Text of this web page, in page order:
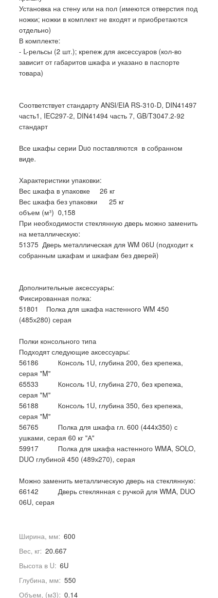
Установка на стену или на пол (имеются отверстия под
ножки; ножки в комплект не входят и приобретаются
отдельно)
В комплекте:
- L-рельсы (2 шт.); крепеж для аксессуаров (кол-во
зависит от габаритов шкафа и указано в паспорте
товара)
Соответствует стандарту ANSI/EIA RS-310-D, DIN41497
часть1, IEC297-2, DIN41494 часть 7, GB/T3047.2-92
стандарт
Все шкафы серии Duo поставляются в собранном
виде.
Характеристики упаковки:
Вес шкафа в упаковке 26 кг
Вес шкафа без упаковки 25 кг
объем (м³) 0,158
При необходимости стеклянную дверь можно заменить
на металлическую:
51375 Дверь металлическая для WM 06U (подходит к
собранным шкафам и шкафам без дверей)
Дополнительные аксессуары:
Фиксированная полка:
51801 Полка для шкафа настенного WM 450
(485х280) серая
Полки консольного типа
Подходят следующие аксессуары:
56186 Консоль 1U, глубина 200, без крепежа,
серая "M"
65533 Консоль 1U, глубина 270, без крепежа,
серая "М"
56188 Консоль 1U, глубина 350, без крепежа,
серая "M"
56765 Полка для шкафа гл. 600 (444x350) с
ушками, серая 60 кг "А"
59917 Полка для шкафа настенного WMA, SOLO,
DUO глубиной 450 (489х270), серая
Можно заменить металлическую дверь на стеклянную:
66142 Дверь стеклянная с ручкой для WMA, DUO
06U, серая
Ширина, мм: 600
Вес, кг: 20.667
Высота в U: 6U
Глубина, мм: 550
Объем, (м3): 0.14